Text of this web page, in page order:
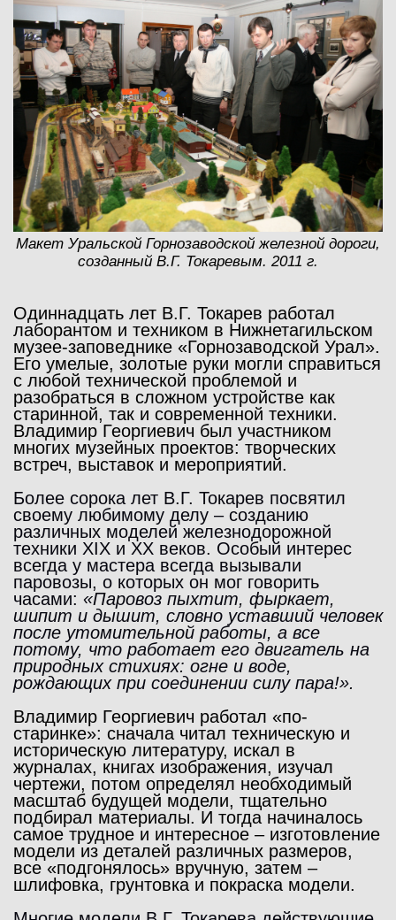
Макет Уральской Горнозаводской железной дороги,
созданный В.Г. Токаревым. 2011 г.
Одиннадцать лет В.Г. Токарев работал
лаборантом и техником в Нижнетагильском
музее-заповеднике «Горнозаводской Урал».
Его умелые, золотые руки могли справиться
с любой технической проблемой и
разобраться в сложном устройстве как
старинной, так и современной техники.
Владимир Георгиевич был участником
многих музейных проектов: творческих
встреч, выставок и мероприятий.
Более сорока лет В.Г. Токарев посвятил
своему любимому делу – созданию
различных моделей железнодорожной
техники XIX и XX веков. Особый интерес
всегда у мастера всегда вызывали
паровозы, о которых он мог говорить
часами: «Паровоз пыхтит, фыркает,
шипит и дышит, словно уставший человек
после утомительной работы, а все
потому, что работает его двигатель на
природных стихиях: огне и воде,
рождающих при соединении силу пара!».
Владимир Георгиевич работал «по-
старинке»: сначала читал техническую и
историческую литературу, искал в
журналах, книгах изображения, изучал
чертежи, потом определял необходимый
масштаб будущей модели, тщательно
подбирал материалы. И тогда начиналось
самое трудное и интересное – изготовление
модели из деталей различных размеров,
все «подгонялось» вручную, затем –
шлифовка, грунтовка и покраска модели.